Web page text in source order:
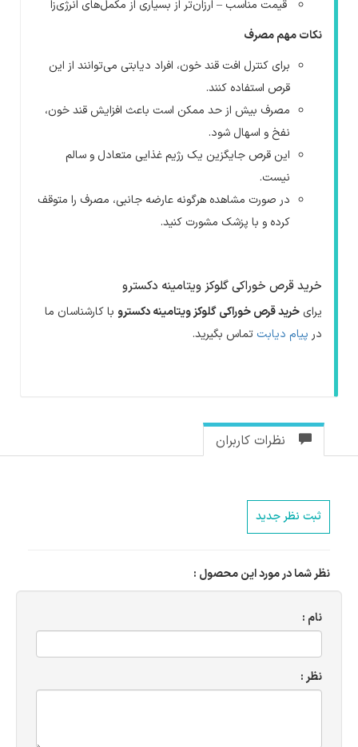
قیمت مناسب – ارزان‌تر از بسیاری از مکمل‌های انرژی‌زا
نکات مهم مصرف
برای کنترل افت قند خون، افراد دیابتی می‌توانند از این
قرص استفاده کنند.
مصرف بیش از حد ممکن است باعث افزایش قند خون،
نفخ و اسهال شود.
این قرص جایگزین یک رژیم غذایی متعادل و سالم
نیست.
در صورت مشاهده هرگونه عارضه جانبی، مصرف را متوقف
کرده و با پزشک مشورت کنید.
خرید قرص خوراکی گلوکز ویتامینه دکسترو
یرای خرید قرص خوراکی گلوکز ویتامینه دکسترو با کارشناسان ما
در پیام دیابت تماس بگیرید.
نظرات کاربران
ثبت نظر جدید
نظر شما در مورد این محصول :
نام :
نظر :